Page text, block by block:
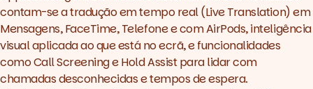
contam-se a tradução em tempo real (Live Translation) em
Mensagens, FaceTime, Telefone e com AirPods, inteligência
visual aplicada ao que está no ecrã, e funcionalidades
como Call Screening e Hold Assist para lidar com
chamadas desconhecidas e tempos de espera.